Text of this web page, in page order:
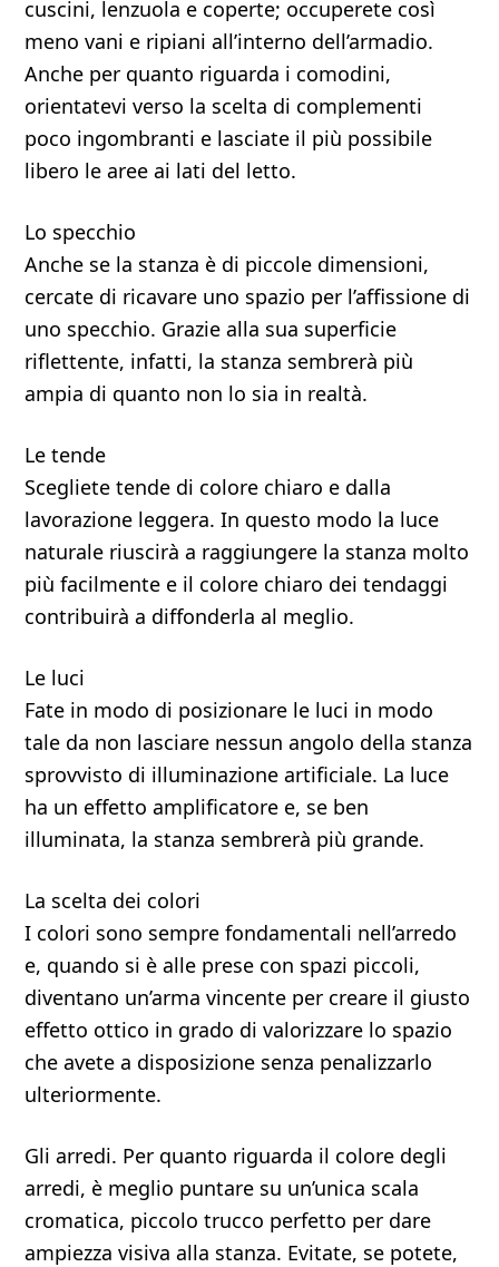
cuscini, lenzuola e coperte; occuperete così
meno vani e ripiani all’interno dell’armadio.
Anche per quanto riguarda i comodini,
orientatevi verso la scelta di complementi
poco ingombranti e lasciate il più possibile
libero le aree ai lati del letto.
Lo specchio
Anche se la stanza è di piccole dimensioni,
cercate di ricavare uno spazio per l’affissione di
uno specchio. Grazie alla sua superficie
riflettente, infatti, la stanza sembrerà più
ampia di quanto non lo sia in realtà.
Le tende
Scegliete tende di colore chiaro e dalla
lavorazione leggera. In questo modo la luce
naturale riuscirà a raggiungere la stanza molto
più facilmente e il colore chiaro dei tendaggi
contribuirà a diffonderla al meglio.
Le luci
Fate in modo di posizionare le luci in modo
tale da non lasciare nessun angolo della stanza
sprovvisto di illuminazione artificiale. La luce
ha un effetto amplificatore e, se ben
illuminata, la stanza sembrerà più grande.
La scelta dei colori
I colori sono sempre fondamentali nell’arredo
e, quando si è alle prese con spazi piccoli,
diventano un’arma vincente per creare il giusto
effetto ottico in grado di valorizzare lo spazio
che avete a disposizione senza penalizzarlo
ulteriormente.
Gli arredi. Per quanto riguarda il colore degli
arredi, è meglio puntare su un’unica scala
cromatica, piccolo trucco perfetto per dare
ampiezza visiva alla stanza. Evitate, se potete,